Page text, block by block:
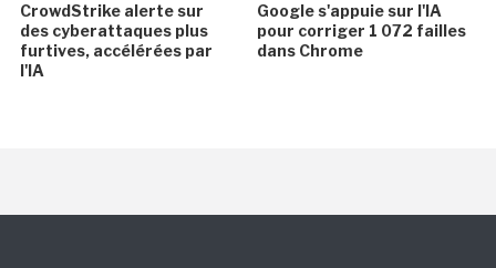
CrowdStrike alerte sur
des cyberattaques plus
furtives, accélérées par
l'IA
Google s'appuie sur l'IA
pour corriger 1 072 failles
dans Chrome